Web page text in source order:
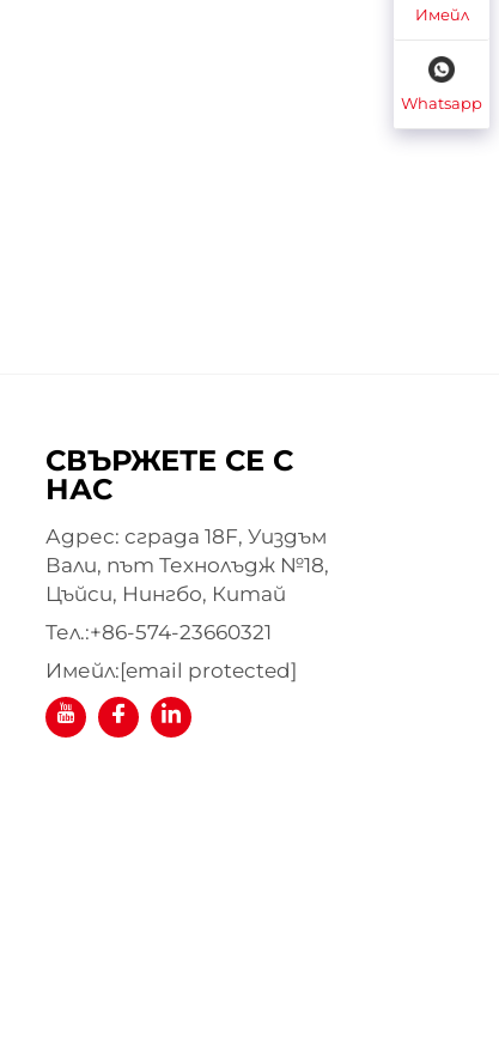
Имейл
Whatsapp
СВЪРЖЕТЕ СЕ С
НАС
Адрес: сграда 18F, Уиздъм
Вали, път Технолъдж №18,
Цъйси, Нингбо, Китай
Тел.:+86-574-23660321
Имейл:[email protected]